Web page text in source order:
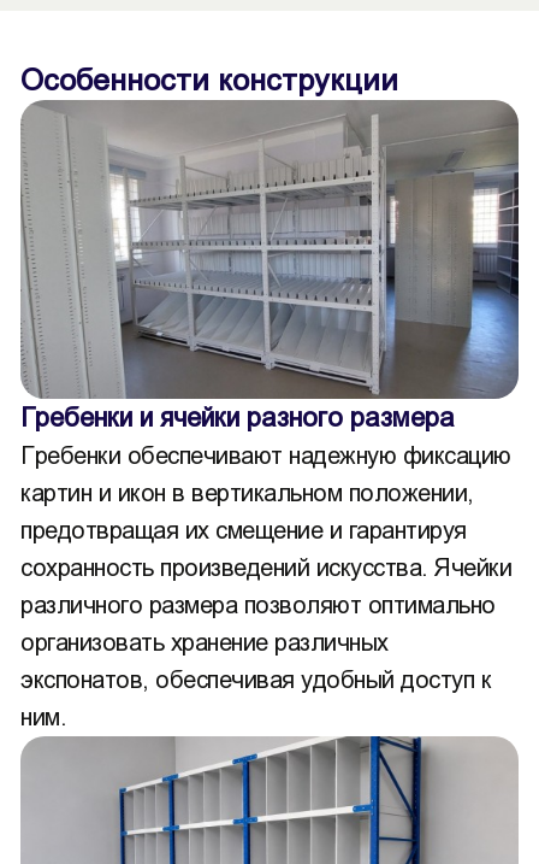
Особенности конструкции
Гребенки и ячейки разного размера
Гребенки обеспечивают надежную фиксацию
картин и икон в вертикальном положении,
предотвращая их смещение и гарантируя
сохранность произведений искусства. Ячейки
различного размера позволяют оптимально
организовать хранение различных
экспонатов, обеспечивая удобный доступ к
ним.